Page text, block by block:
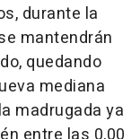
durante la
mantendrán
quedando
mediana
madrugada ya